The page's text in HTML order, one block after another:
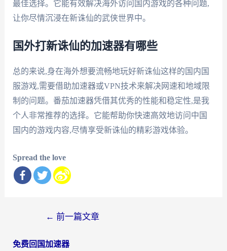
最佳选择。它能有效解决海外访问国内游戏的各种问题,
让你尽情沉浸在新诛仙的武侠世界中。
国外打新诛仙的加速器有哪些
总的来说,身在海外想要流畅地玩好新诛仙这样的国内国
服游戏,需要借助加速器或VPN技术来解决网速和地域限
制的问题。番茄加速器凭借其优秀的性能和稳定性,是我
个人非常推荐的选择。它能帮助你快速高效地访问中国
国内的游戏内容,尽情享受新诛仙的精彩游戏体验。
Spread the love
导
← 前一篇文章
免费回国加速器